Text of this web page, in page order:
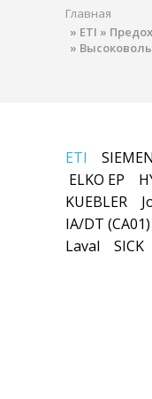
Главная
» ETI »
»
ETI
ELKO EP
KUEBLER
IA/DT (CA01)
Laval
SICK